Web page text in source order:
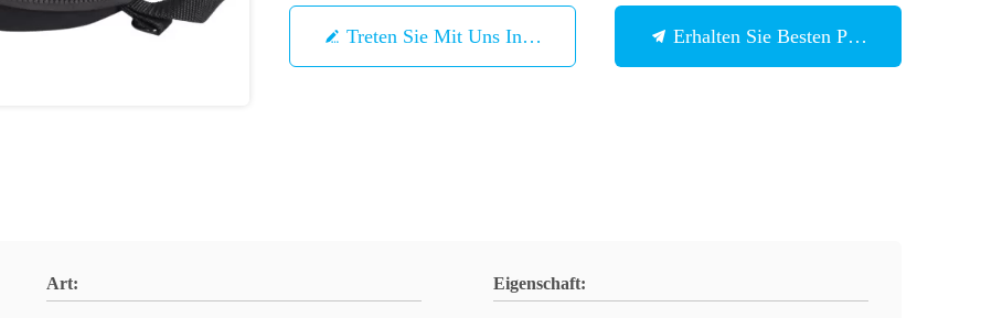
Treten Sie Mit Uns In Verbindung Erhalten Sie Besten Preis
Art: Eigenschaft: